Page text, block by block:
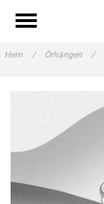
Hem / Örhängen /